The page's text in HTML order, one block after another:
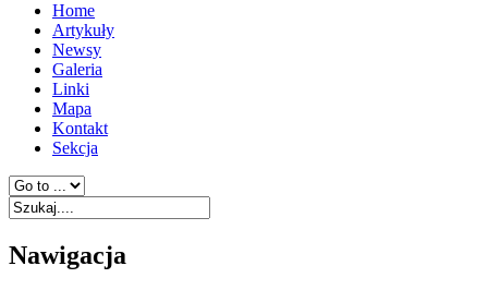
Home
Artykuły
Newsy
Galeria
Linki
Mapa
Kontakt
Sekcja
Nawigacja